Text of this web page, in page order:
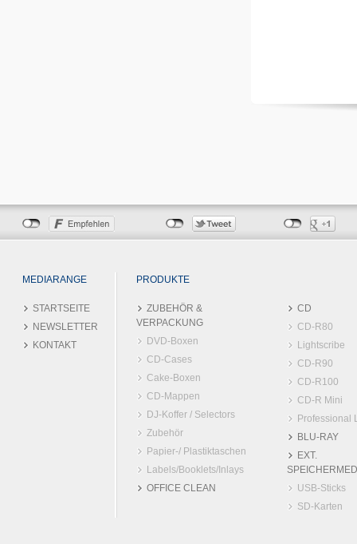
MEDIARANGE PRODUKTE
STARTSEITE
NEWSLETTER
KONTAKT
ZUBEHÖR &
VERPACKUNG
DVD-Boxen
CD-Cases
Cake-Boxen
CD-Mappen
DJ-Koffer / Selectors
Zubehör
Papier-/ Plastiktaschen
Labels/Booklets/Inlays
OFFICE CLEAN
CD
CD-R80
Lightscribe
CD-R90
CD-R100
CD-R Mini
Professional
BLU-RAY
EXT.
USB-Sticks
SD-Karten